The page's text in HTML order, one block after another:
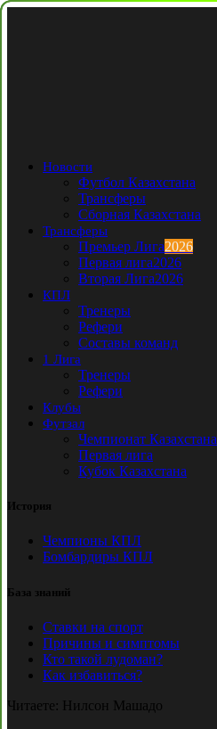
Новости
Футбол Казахстана
Трансферы
Сборная Казахстана
Трансферы
Премьер Лига2026
Первая лига2026
Вторая Лига2026
КПЛ
Тренеры
Рефери
Составы команд
1 Лига
Тренеры
Рефери
Клубы
Футзал
Чемпионат Казахстана
Первая лига
Кубок Казахстана
История
Чемпионы КПЛ
Бомбардиры КПЛ
База знаний
Ставки на спорт
Причины и симптомы
Кто такой лудоман?
Как избавиться?
Читаете: Нилсон Машадо